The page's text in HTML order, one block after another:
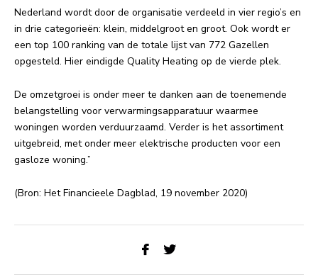
Nederland wordt door de organisatie verdeeld in vier regio’s en
in drie categorieën: klein, middelgroot en groot. Ook wordt er
een top 100 ranking van de totale lijst van 772 Gazellen
opgesteld. Hier eindigde Quality Heating op de vierde plek.
De omzetgroei is onder meer te danken aan de toenemende
belangstelling voor verwarmingsapparatuur waarmee
woningen worden verduurzaamd. Verder is het assortiment
uitgebreid, met onder meer elektrische producten voor een
gasloze woning.”
(Bron: Het Financieele Dagblad, 19 november 2020)